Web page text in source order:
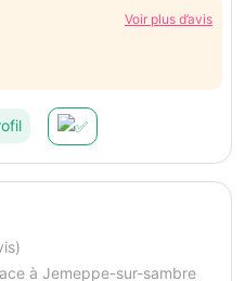
Voir plus d’avis
à Jemeppe-sur-sambre